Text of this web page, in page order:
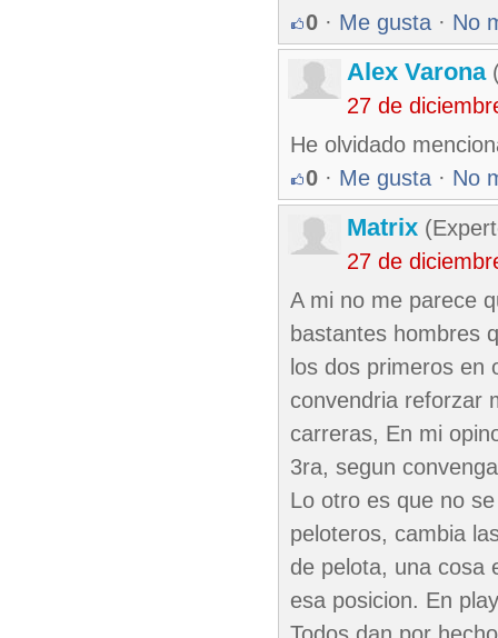
0 · Me gusta · No
Alex Varona
27 de
He olvidado
0 · Me gusta · No
Matrix
27 de
A mi no me parece
bastantes hombres
los dos primeros en
convendria reforzar
carreras, En mi
3ra, segun
Lo otro es que no
peloteros, cambia
de pelota, una cosa
esa posicion. En